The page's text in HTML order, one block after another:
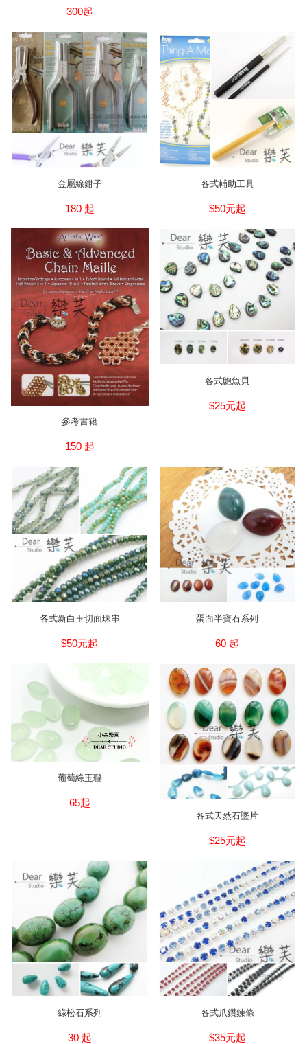
300起
金屬線鉗子
180 起
各式輔助工具
$50元起
參考書籍
150 起
各式鮑魚貝
$25元起
各式新白玉切面珠串
$50元起
蛋面半寶石系列
60 起
葡萄綠玉瓍
65起
各式天然石墜片
$25元起
綠松石系列
30 起
各式爪鑽鍊條
$35元起